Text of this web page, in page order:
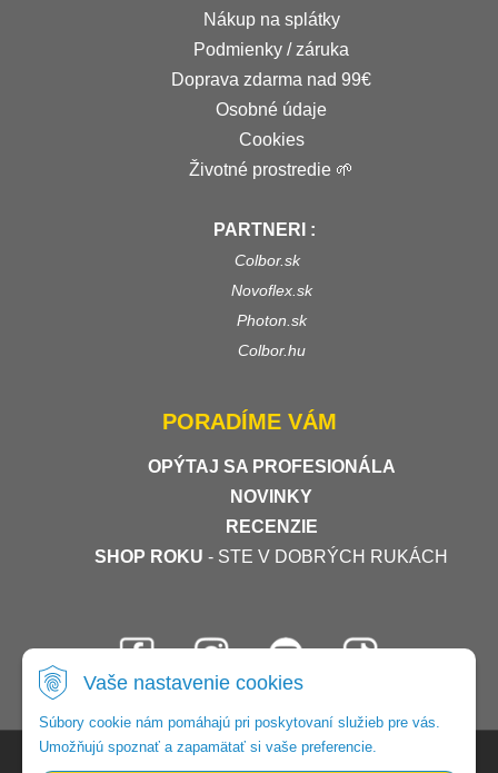
Vaše nastavenie cookies
Súbory cookie nám pomáhajú pri poskytovaní služieb pre vás.
Umožňujú spoznať a zapamätať si vaše preferencie.
Nákup na splátky
Podmienky / záruka
Doprava zdarma nad 99€
Osobné údaje
Cookies
Životné prostredie 🌱
PARTNERI :
Colbor.sk
Novoflex.sk
Photon.sk
Colbor.hu
PORADÍME VÁM
OPÝTAJ SA PROFESIONÁLA
NOVINKY
RECENZIE
SHOP ROKU - STE V DOBRÝCH RUKÁCH
© 2026 Foto-video-shop •tvorba eshopu cez UNIobchod